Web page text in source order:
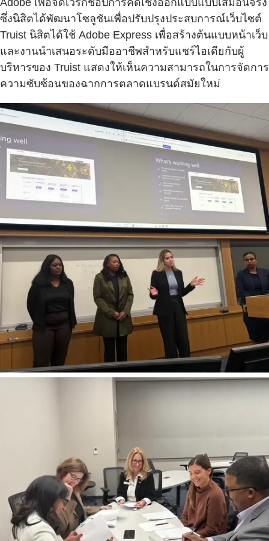
Adobe เพื่อจัดเวิร์กช็อปการคิดเชิงออกแบบแบบเสมือนจริง
ซึ่งนิสิตได้พัฒนาโซลูชันเพื่อปรับปรุงประสบการณ์เว็บไซต์
Truist นิสิตได้ใช้ Adobe Express เพื่อสร้างต้นแบบหน้าเว็บ
และงานนำเสนอระดับมืออาชีพสำหรับแชร์ไอเดียกับผู้
บริหารของ Truist แสดงให้เห็นความสามารถในการจัดการ
ความซับซ้อนของฉากการตลาดแบรนด์สมัยใหม่